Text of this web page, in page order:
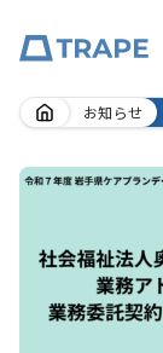
Skip
content
お知らせ